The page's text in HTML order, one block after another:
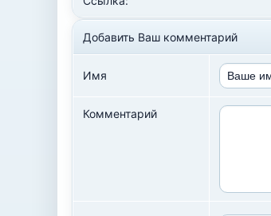
Добавить Ваш комментарий
Имя
Комментарий